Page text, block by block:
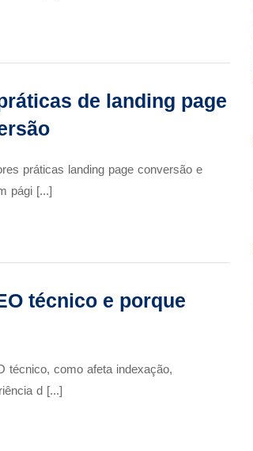
de landing page
práticas landing page conversão e
pági [...]
técnico e porque
técnico, como afeta indexação,
d [...]